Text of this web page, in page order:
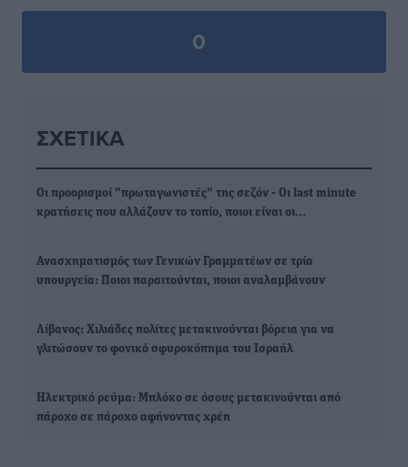
0
ΣΧΕΤΙΚΆ
Οι προορισμοί "πρωταγωνιστές" της σεζόν - Οι last minute
κρατήσεις που αλλάζουν το τοπίο, ποιοι είναι οι…
Ανασχηματισμός των Γενικών Γραμματέων σε τρία
υπουργεία: Ποιοι παραιτούνται, ποιοι αναλαμβάνουν
Λίβανος: Χιλιάδες πολίτες μετακινούνται βόρεια για να
γλιτώσουν το φονικό σφυροκόπημα του Ισραήλ
Ηλεκτρικό ρεύμα: Μπλόκο σε όσους μετακινούνται από
πάροχο σε πάροχο αφήνοντας χρέη